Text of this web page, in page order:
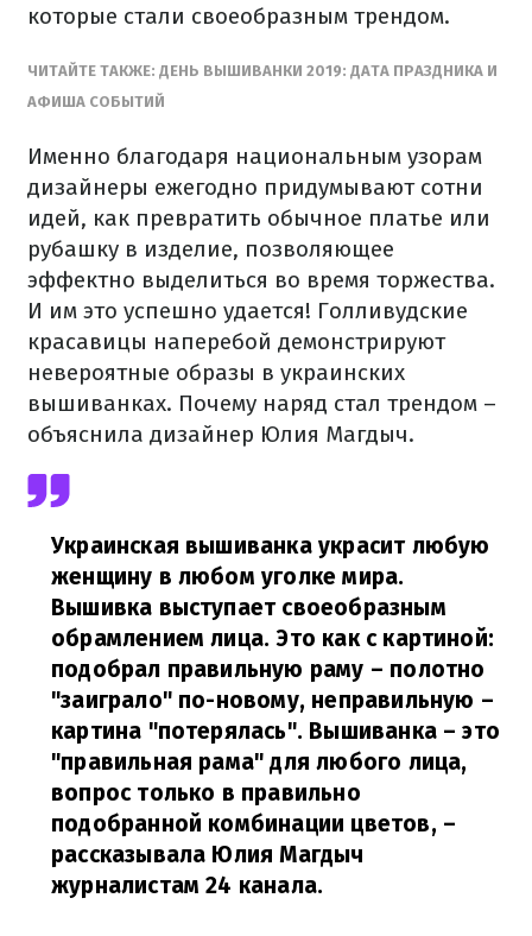
которые стали своеобразным трендом.
ЧИТАЙТЕ ТАКЖЕ: ДЕНЬ ВЫШИВАНКИ 2019: ДАТА ПРАЗДНИКА И
АФИША СОБЫТИЙ
Именно благодаря национальным узорам
дизайнеры ежегодно придумывают сотни
идей, как превратить обычное платье или
рубашку в изделие, позволяющее
эффектно выделиться во время торжества.
И им это успешно удается! Голливудские
красавицы наперебой демонстрируют
невероятные образы в украинских
вышиванках. Почему наряд стал трендом –
объяснила дизайнер Юлия Магдыч.
Украинская вышиванка украсит любую
женщину в любом уголке мира.
Вышивка выступает своеобразным
обрамлением лица. Это как с картиной:
подобрал правильную раму – полотно
"заиграло" по-новому, неправильную –
картина "потерялась". Вышиванка – это
"правильная рама" для любого лица,
вопрос только в правильно
подобранной комбинации цветов, –
рассказывала Юлия Магдыч
журналистам 24 канала.